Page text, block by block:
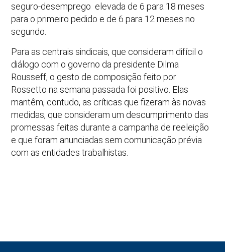
seguro-­desemprego ­ elevada de 6 para 18 meses
para o primeiro pedido e de 6 para 12 meses no
segundo.
Para as centrais sindicais, que consideram difícil o
diálogo com o governo da presidente Dilma
Rousseff, o gesto de composição feito por
Rossetto na semana passada foi positivo. Elas
mantêm, contudo, as críticas que fizeram às novas
medidas, que consideram um descumprimento das
promessas feitas durante a campanha de reeleição
e que foram anunciadas sem comunicação prévia
com as entidades trabalhistas.